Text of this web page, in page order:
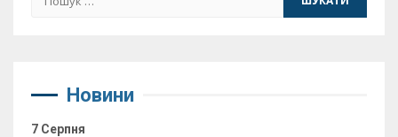
Новини
7 Серпня